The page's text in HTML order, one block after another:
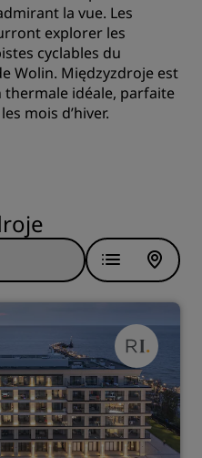
la vue. Les
explorer les
cyclables du
Wolin. Międzyzdroje est
idéale, parfaite
mois d’hiver.